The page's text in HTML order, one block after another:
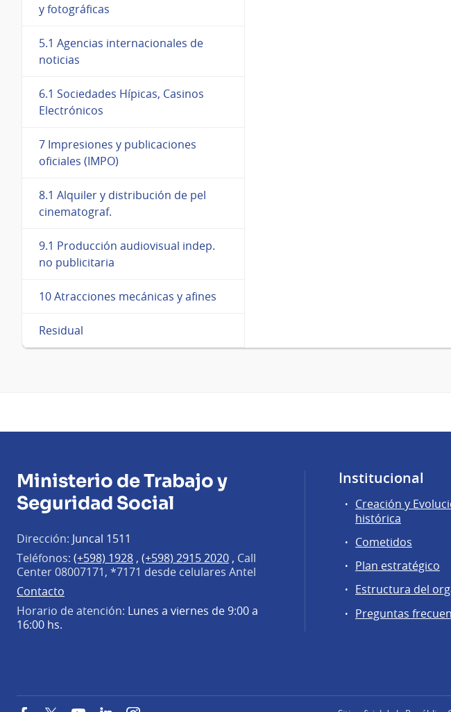
y fotográficas
5.1 Agencias internacionales de
noticias
6.1 Sociedades Hípicas, Casinos
Electrónicos
7 Impresiones y publicaciones
oficiales (IMPO)
8.1 Alquiler y distribución de pel
cinematograf.
9.1 Producción audiovisual indep.
no publicitaria
10 Atracciones mecánicas y afines
Residual
Ministerio de Trabajo y
Seguridad Social
Dirección: Juncal 1511
Teléfonos: (+598) 1928 , (+598) 2915 2020 , Call
Center 08007171, *7171 desde celulares Antel
Contacto
Horario de atención: Lunes a viernes de 9:00 a
16:00 hs.
Institucional
Creación y
histórica
Cometidos
Plan estratégico
Estructura del
Preguntas